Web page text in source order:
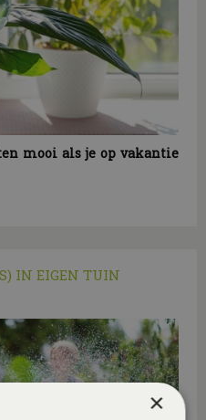
mooi als je op vakantie
IN EIGEN TUIN
×